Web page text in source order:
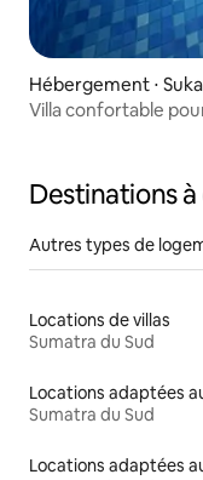
Hébergement ⋅
Villa confortable
Destinations
Autres types de
Locations de villas
Sumatra du Sud
Sumatra du Sud